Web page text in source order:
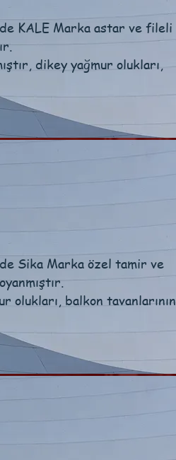
KALE Marka astar ve fileli
dikey yağmur olukları,
Sika Marka özel tamir ve
olukları, balkon tavanlarının